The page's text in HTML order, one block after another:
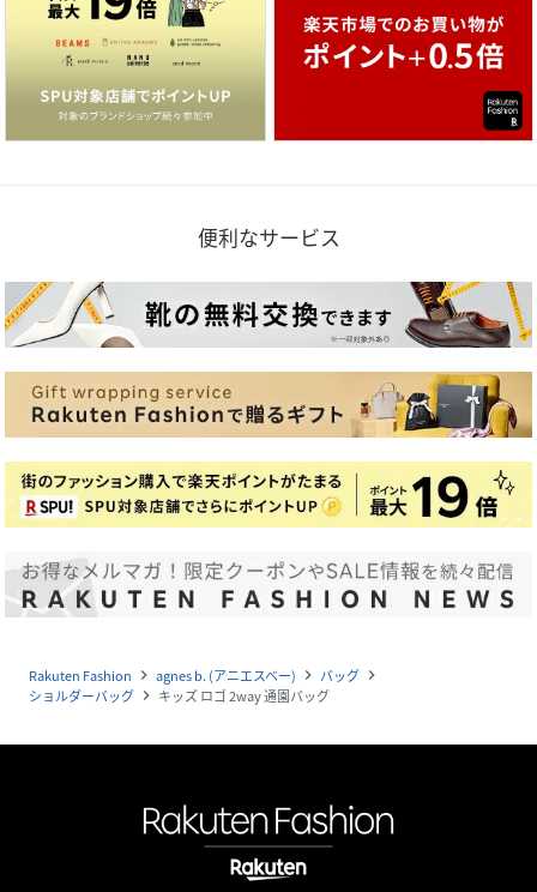
便利なサービス
Rakuten Fashion navigate_next agnes b. (アニエスベー) navigate_next バッグ navigate_next
ショルダーバッグ navigate_next キッズ ロゴ 2way 通園バッグ